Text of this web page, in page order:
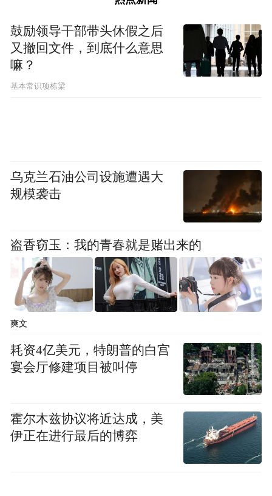
鼓励领导干部带头休假之后
又撤回文件，到底什么意思
嘛？
基本常识项栋梁
乌克兰石油公司设施遭遇大
规模袭击
盗香窃玉：我的青春就是赌出来的
爽文
耗资4亿美元，特朗普的白宫
宴会厅修建项目被叫停
霍尔木兹协议将近达成，美
伊正在进行最后的博弈